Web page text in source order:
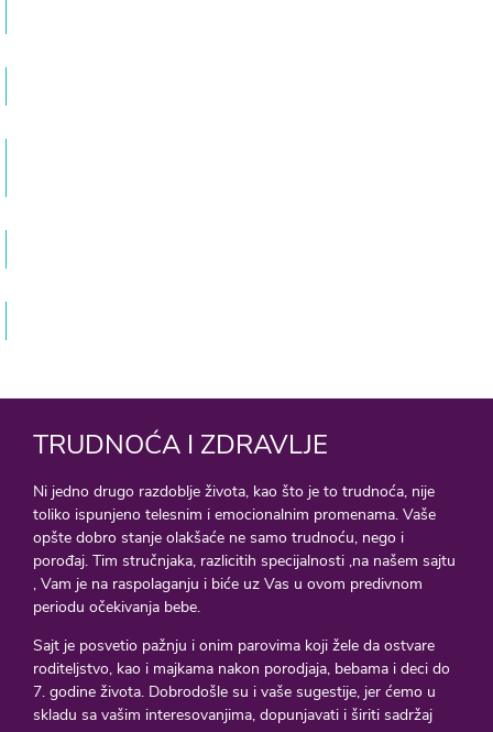
TRUDNOĆA I ZDRAVLJE
Ni jedno drugo razdoblje života, kao što je to trudnoća, nije
toliko ispunjeno telesnim i emocionalnim promenama. Vaše
opšte dobro stanje olakšaće ne samo trudnoću, nego i
porođaj. Tim stručnjaka, razlicitih specijalnosti ,na našem sajtu
, Vam je na raspolaganju i biće uz Vas u ovom predivnom
periodu očekivanja bebe.
Sajt je posvetio pažnju i onim parovima koji žele da ostvare
roditeljstvo, kao i majkama nakon porodjaja, bebama i deci do
7. godine života. Dobrodošle su i vaše sugestije, jer ćemo u
skladu sa vašim interesovanjima, dopunjavati i širiti sadržaj